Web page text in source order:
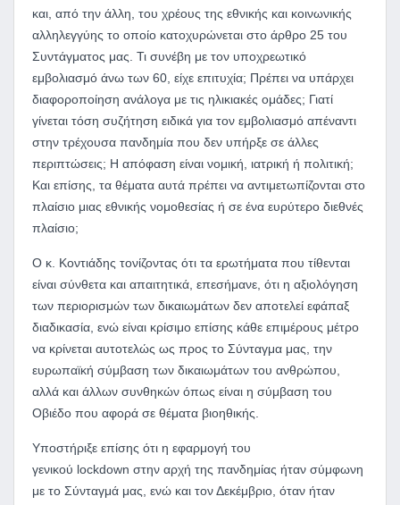
και, από την άλλη, του χρέους της εθνικής και κοινωνικής
αλληλεγγύης το οποίο κατοχυρώνεται στο άρθρο 25 του
Συντάγματος μας. Τι συνέβη με τον υποχρεωτικό
εμβολιασμό άνω των 60, είχε επιτυχία; Πρέπει να υπάρχει
διαφοροποίηση ανάλογα με τις ηλικιακές ομάδες; Γιατί
γίνεται τόση συζήτηση ειδικά για τον εμβολιασμό απέναντι
στην τρέχουσα πανδημία που δεν υπήρξε σε άλλες
περιπτώσεις; Η απόφαση είναι νομική, ιατρική ή πολιτική;
Και επίσης, τα θέματα αυτά πρέπει να αντιμετωπίζονται στο
πλαίσιο μιας εθνικής νομοθεσίας ή σε ένα ευρύτερο διεθνές
πλαίσιο;
Ο κ. Κοντιάδης τονίζοντας ότι τα ερωτήματα που τίθενται
είναι σύνθετα και απαιτητικά, επεσήμανε, ότι η αξιολόγηση
των περιορισμών των δικαιωμάτων δεν αποτελεί εφάπαξ
διαδικασία, ενώ είναι κρίσιμο επίσης κάθε επιμέρους μέτρο
να κρίνεται αυτοτελώς ως προς το Σύνταγμα μας, την
ευρωπαϊκή σύμβαση των δικαιωμάτων του ανθρώπου,
αλλά και άλλων συνθηκών όπως είναι η σύμβαση του
Οβιέδο που αφορά σε θέματα βιοηθικής.
Υποστήριξε επίσης ότι η εφαρμογή του
γενικού lockdown στην αρχή της πανδημίας ήταν σύμφωνη
με το Σύνταγμά μας, ενώ και τον Δεκέμβριο, όταν ήταν